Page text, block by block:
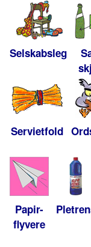
Selskabsleg
Servietfold
Papir-
flyvere